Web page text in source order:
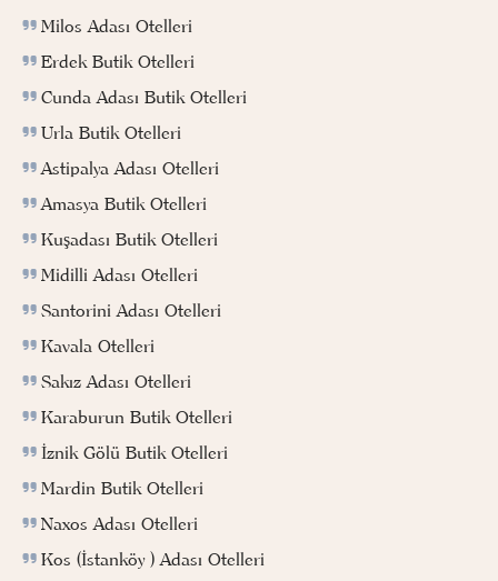
Milos Adası Otelleri
Erdek Butik Otelleri
Cunda Adası Butik Otelleri
Urla Butik Otelleri
Astipalya Adası Otelleri
Amasya Butik Otelleri
Kuşadası Butik Otelleri
Midilli Adası Otelleri
Santorini Adası Otelleri
Kavala Otelleri
Sakız Adası Otelleri
Karaburun Butik Otelleri
İznik Gölü Butik Otelleri
Mardin Butik Otelleri
Naxos Adası Otelleri
Kos (İstanköy ) Adası Otelleri